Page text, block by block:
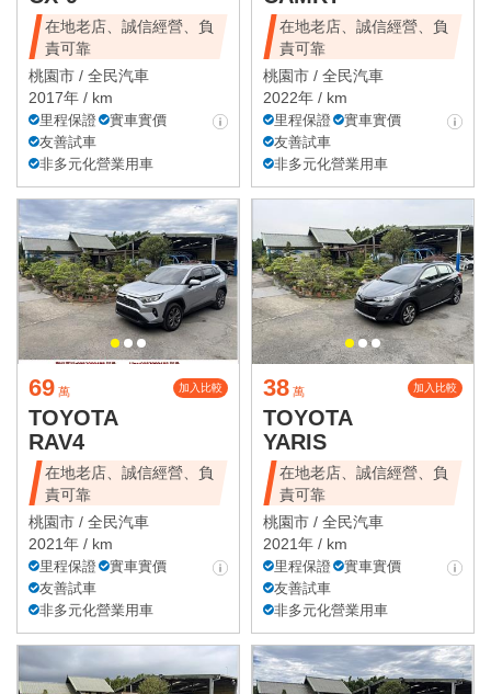
在地老店、誠信經營、負
責可靠
桃園市 / 全民汽車
2017年 / km
里程保證
實車實價
友善試車
非多元化營業用車
在地老店、誠信經營、負
責可靠
桃園市 / 全民汽車
2022年 / km
里程保證
實車實價
友善試車
非多元化營業用車
69 萬 加入比較
TOYOTA
RAV4
在地老店、誠信經營、負
責可靠
桃園市 / 全民汽車
2021年 / km
里程保證
實車實價
友善試車
非多元化營業用車
38 萬 加入比較
TOYOTA
YARIS
在地老店、誠信經營、負
責可靠
桃園市 / 全民汽車
2021年 / km
里程保證
實車實價
友善試車
非多元化營業用車